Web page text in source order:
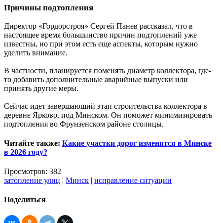
Причины подтопления
Директор «Гордорстроя» Сергей Панев рассказал, что в
настоящее время большинство причин подтоплений уже
известны, но при этом есть еще аспекты, которым нужно
уделить внимание.
В частности, планируется поменять диаметр коллектора, где-
то добавить дополнительные аварийные выпуски или
принять другие меры.
Сейчас идет завершающий этап строительства коллектора в
деревне Ярково, под Минском. Он поможет минимизировать
подтопления во Фрунзенском районе столицы.
Читайте также: Какие участки дорог изменятся в Минске
в 2026 году?
Просмотров: 382
затопление улиц | Минск | исправление ситуации
Поделиться